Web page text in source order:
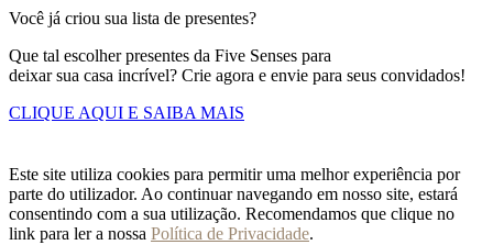
Você já criou sua lista de presentes?
Que tal escolher presentes da Five Senses para
deixar sua casa incrível? Crie agora e envie para seus convidados!
CLIQUE AQUI E SAIBA MAIS
Este site utiliza cookies para permitir uma melhor experiência por
parte do utilizador. Ao continuar navegando em nosso site, estará
consentindo com a sua utilização. Recomendamos que clique no
link para ler a nossa Política de Privacidade.